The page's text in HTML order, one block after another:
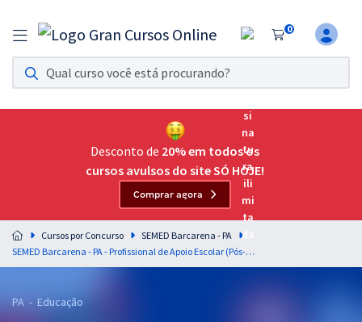
0
Assinatura Ilimitada 11
Acesso a todos os cursos. Teste grátis por 7 dias!
Assinatura OAB Até Passar
Acesso ilimitado a toda preparação para o Exame da
Residências Multiprofissionais
Preparação completa e intensiva para as principais
residências em saúde do Brasil
Desconto de 20% em todos os
cursos avulsos do site SÓ HOJE!
Comprar agora
Cursos por Concurso
SEMED Barcarena - PA
SEMED Barcarena - PA - Profissional de Apoio Escolar (Pós-Edital)
PA - Educação